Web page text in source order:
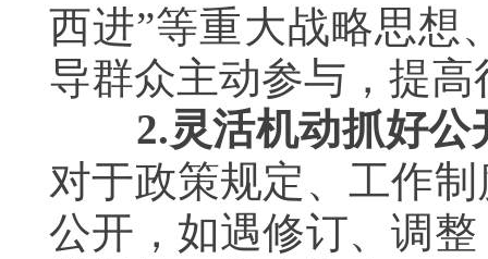
西进”等重大战略思想
导群众主动参与，提
2.灵活机动抓好公
对于政策规定、工作
公开，如遇修订、调